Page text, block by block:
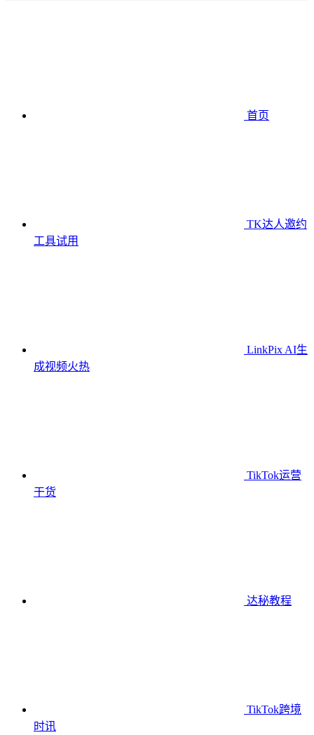
首页
TK达人邀约
工具试用
LinkPix AI生
成视频火热
TikTok运营
干货
达秘教程
TikTok跨境
时讯